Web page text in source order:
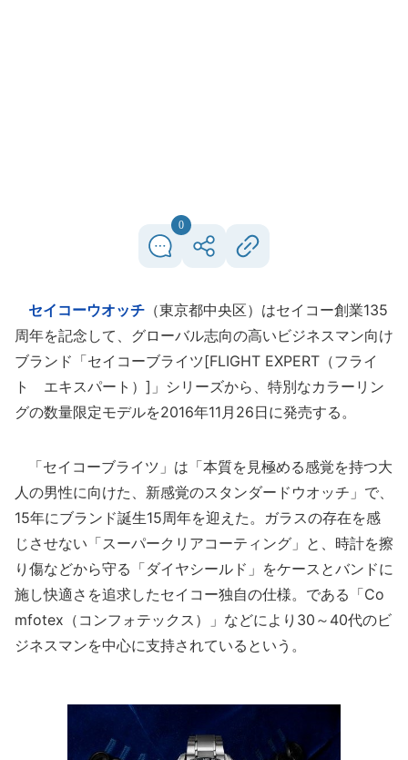
0
セイコーウオッチ （東京都中央区）はセイコー創業135
周年を記念して、グローバル志向の高いビジネスマン向け
ブランド「セイコーブライツ[FLIGHT EXPERT（フライ
ト エキスパート）]」シリーズから、特別なカラーリン
グの数量限定モデルを2016年11月26日に発売する。
「セイコーブライツ」は「本質を見極める感覚を持つ大
人の男性に向けた、新感覚のスタンダードウオッチ」で、
15年にブランド誕生15周年を迎えた。ガラスの存在を感
じさせない「スーパークリアコーティング」と、時計を擦
り傷などから守る「ダイヤシールド」をケースとバンドに
施し快適さを追求したセイコー独自の仕様。である「Co
mfotex（コンフォテックス）」などにより30～40代のビ
ジネスマンを中心に支持されているという。